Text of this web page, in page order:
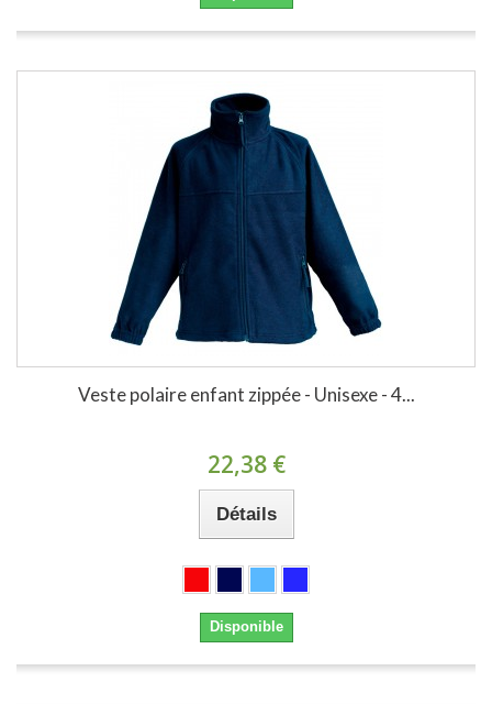
Veste polaire enfant zippée - Unisexe - 4...
22,38 €
Détails
Disponible